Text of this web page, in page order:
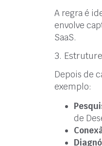
A regra é
envolve
SaaS.
3.
Depois de
exemplo:
de